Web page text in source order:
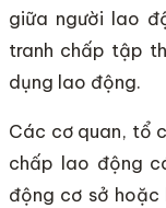
giữa người lao
tranh chấp tập
dụng lao động.
Các cơ quan, tổ
chấp lao động
động cơ sở